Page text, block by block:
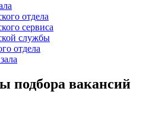
отдела
сервиса
службы
отдела
подбора вакансий